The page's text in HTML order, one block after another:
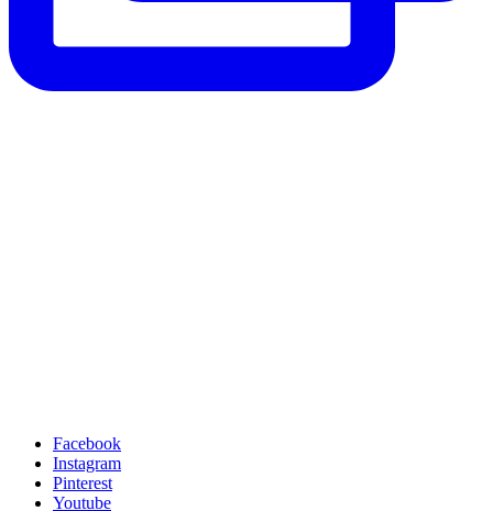
Facebook
Instagram
Pinterest
Youtube